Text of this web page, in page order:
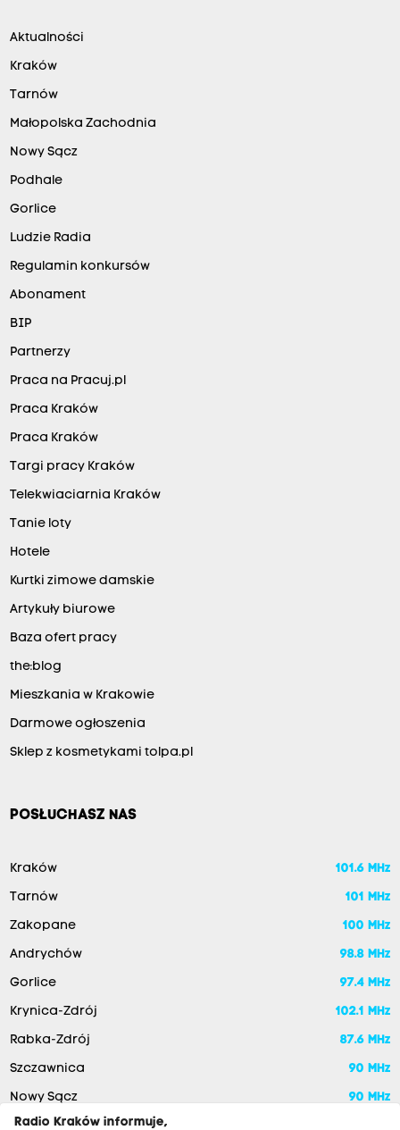
Aktualności
Kraków
Tarnów
Małopolska Zachodnia
Nowy Sącz
Podhale
Gorlice
Ludzie Radia
Regulamin konkursów
Abonament
BIP
Partnerzy
Praca na Pracuj.pl
Praca Kraków
Praca Kraków
Targi pracy Kraków
Telekwiaciarnia Kraków
Tanie loty
Hotele
Kurtki zimowe damskie
Artykuły biurowe
Baza ofert pracy
the:blog
Mieszkania w Krakowie
Darmowe ogłoszenia
Sklep z kosmetykami tolpa.pl
POSŁUCHASZ NAS
Kraków 101.6 MHz
Tarnów 101 MHz
Zakopane 100 MHz
Andrychów 98.8 MHz
Gorlice 97.4 MHz
Krynica-Zdrój 102.1 MHz
Rabka-Zdrój 87.6 MHz
Szczawnica 90 MHz
Nowy Sącz
90 MHz
Radio Kraków informuje,